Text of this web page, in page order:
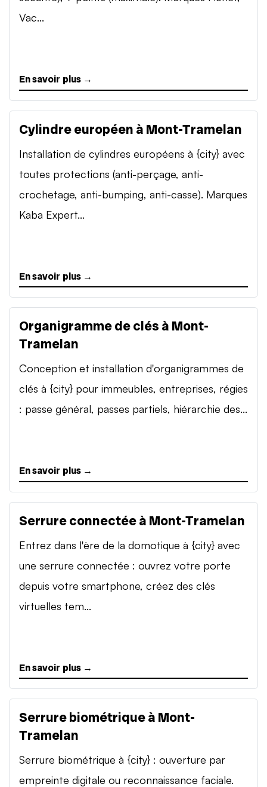
Vac...
En savoir plus →
Cylindre européen à Mont-Tramelan
Installation de cylindres européens à {city} avec
toutes protections (anti-perçage, anti-
crochetage, anti-bumping, anti-casse). Marques
Kaba Expert...
En savoir plus →
Organigramme de clés à Mont-
Tramelan
Conception et installation d'organigrammes de
clés à {city} pour immeubles, entreprises, régies
: passe général, passes partiels, hiérarchie des...
En savoir plus →
Serrure connectée à Mont-Tramelan
Entrez dans l'ère de la domotique à {city} avec
une serrure connectée : ouvrez votre porte
depuis votre smartphone, créez des clés
virtuelles tem...
En savoir plus →
Serrure biométrique à Mont-
Tramelan
Serrure biométrique à {city} : ouverture par
empreinte digitale ou reconnaissance faciale.